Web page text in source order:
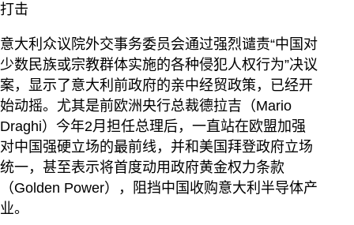
打击
意大利众议院外交事务委员会通过强烈谴责“中国对
少数民族或宗教群体实施的各种侵犯人权行为”决议
案，显示了意大利前政府的亲中经贸政策，已经开
始动摇。尤其是前欧洲央行总裁德拉吉（Mario
Draghi）今年2月担任总理后，一直站在欧盟加强
对中国强硬立场的最前线，并和美国拜登政府立场
统一，甚至表示将首度动用政府黄金权力条款
（Golden Power），阻挡中国收购意大利半导体产
业。